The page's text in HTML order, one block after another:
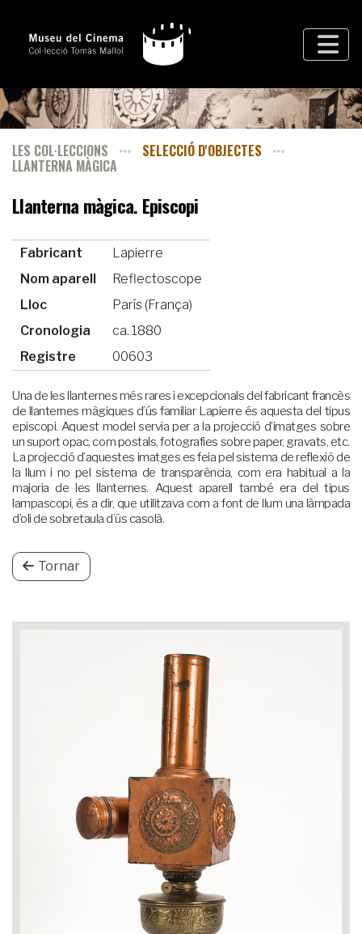
LES COL·LECCIONS SELECCIÓ D'OBJECTES
LLANTERNA MÀGICA
Llanterna màgica. Episcopi
Fabricant
Lapierre
Nom aparell
Reflectoscope
Lloc
París (França)
Cronologia
ca. 1880
Registre
00603
Una de les llanternes més rares i excepcionals del fabricant francès
de llanternes màgiques d’ús familiar Lapierre és aquesta del tipus
episcopi. Aquest model servia per a la projecció d’imatges sobre
un suport opac, com postals, fotografies sobre paper, gravats, etc.
La projecció d’aquestes imatges es feia pel sistema de reflexió de
la llum i no pel sistema de transparència, com era habitual a la
majoria de les llanternes. Aquest aparell també era del tipus
lampascopi, és a dir, que utilitzava com a font de llum una làmpada
d’oli de sobretaula d’ús casolà.
Tornar